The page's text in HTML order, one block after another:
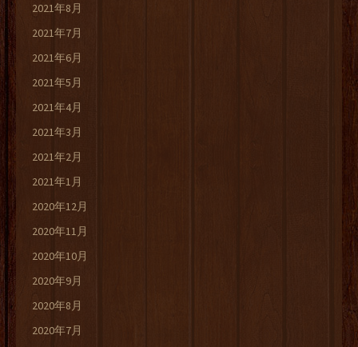
2021年8月
2021年7月
2021年6月
2021年5月
2021年4月
2021年3月
2021年2月
2021年1月
2020年12月
2020年11月
2020年10月
2020年9月
2020年8月
2020年7月